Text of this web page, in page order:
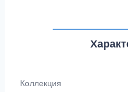
Коллекция